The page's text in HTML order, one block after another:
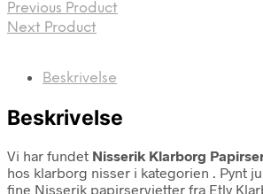
Previous Product
Next Product
Beskrivelse
Beskrivelse
Vi har fundet Nisserik Klarborg
hos klarborg nisser i kategorien . Pynt
fine Nisserik papirservietter fra Etly